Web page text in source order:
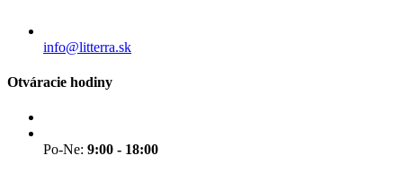
info@litterra.sk
Otváracie hodiny
Po-Ne: 9:00 - 18:00